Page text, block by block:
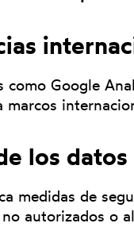
como Google
marcos
los datos
medidas de
autorizados o